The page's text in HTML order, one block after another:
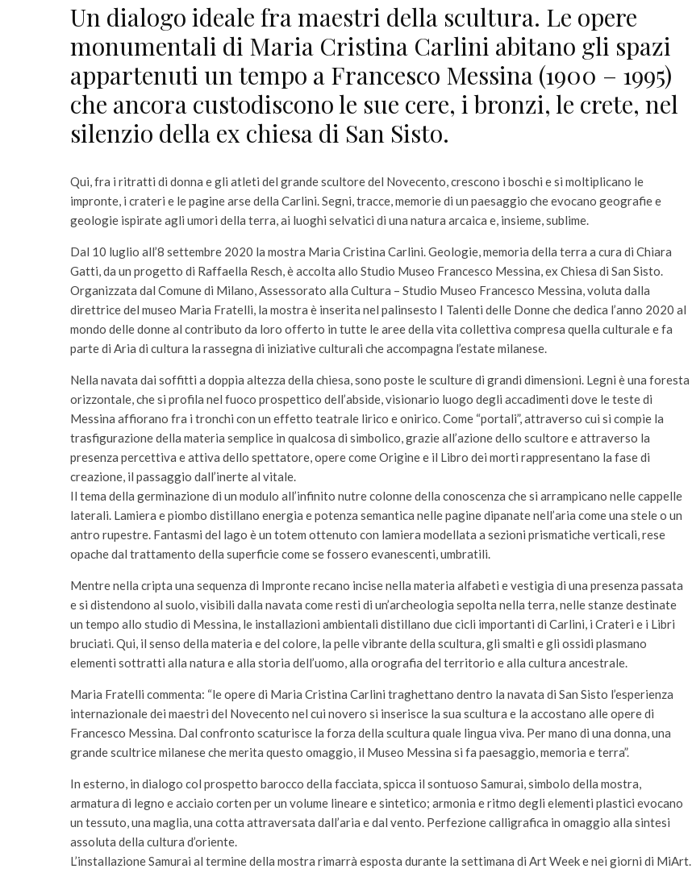
Un dialogo ideale fra maestri della scultura. Le opere
monumentali di Maria Cristina Carlini abitano gli spazi
appartenuti un tempo a Francesco Messina (1900 – 1995)
che ancora custodiscono le sue cere, i bronzi, le crete, nel
silenzio della ex chiesa di San Sisto.
Qui, fra i ritratti di donna e gli atleti del grande scultore del Novecento, crescono i boschi e si moltiplicano le
impronte, i crateri e le pagine arse della Carlini. Segni, tracce, memorie di un paesaggio che evocano geografie e
geologie ispirate agli umori della terra, ai luoghi selvatici di una natura arcaica e, insieme, sublime.
Dal 10 luglio all’8 settembre 2020 la mostra Maria Cristina Carlini. Geologie, memoria della terra a cura di Chiara
Gatti, da un progetto di Raffaella Resch, è accolta allo Studio Museo Francesco Messina, ex Chiesa di San Sisto.
Organizzata dal Comune di Milano, Assessorato alla Cultura – Studio Museo Francesco Messina, voluta dalla
direttrice del museo Maria Fratelli, la mostra è inserita nel palinsesto I Talenti delle Donne che dedica l’anno 2020 al
mondo delle donne al contributo da loro offerto in tutte le aree della vita collettiva compresa quella culturale e fa
parte di Aria di cultura la rassegna di iniziative culturali che accompagna l’estate milanese.
Nella navata dai soffitti a doppia altezza della chiesa, sono poste le sculture di grandi dimensioni. Legni è una foresta
orizzontale, che si profila nel fuoco prospettico dell’abside, visionario luogo degli accadimenti dove le teste di
Messina affiorano fra i tronchi con un effetto teatrale lirico e onirico. Come “portali”, attraverso cui si compie la
trasfigurazione della materia semplice in qualcosa di simbolico, grazie all’azione dello scultore e attraverso la
presenza percettiva e attiva dello spettatore, opere come Origine e il Libro dei morti rappresentano la fase di
creazione, il passaggio dall’inerte al vitale.
Il tema della germinazione di un modulo all’infinito nutre colonne della conoscenza che si arrampicano nelle cappelle
laterali. Lamiera e piombo distillano energia e potenza semantica nelle pagine dipanate nell’aria come una stele o un
antro rupestre. Fantasmi del lago è un totem ottenuto con lamiera modellata a sezioni prismatiche verticali, rese
opache dal trattamento della superficie come se fossero evanescenti, umbratili.
Mentre nella cripta una sequenza di Impronte recano incise nella materia alfabeti e vestigia di una presenza passata
e si distendono al suolo, visibili dalla navata come resti di un’archeologia sepolta nella terra, nelle stanze destinate
un tempo allo studio di Messina, le installazioni ambientali distillano due cicli importanti di Carlini, i Crateri e i Libri
bruciati. Qui, il senso della materia e del colore, la pelle vibrante della scultura, gli smalti e gli ossidi plasmano
elementi sottratti alla natura e alla storia dell’uomo, alla orografia del territorio e alla cultura ancestrale.
Maria Fratelli commenta: “le opere di Maria Cristina Carlini traghettano dentro la navata di San Sisto l’esperienza
internazionale dei maestri del Novecento nel cui novero si inserisce la sua scultura e la accostano alle opere di
Francesco Messina. Dal confronto scaturisce la forza della scultura quale lingua viva. Per mano di una donna, una
grande scultrice milanese che merita questo omaggio, il Museo Messina si fa paesaggio, memoria e terra”.
In esterno, in dialogo col prospetto barocco della facciata, spicca il sontuoso Samurai, simbolo della mostra,
armatura di legno e acciaio corten per un volume lineare e sintetico; armonia e ritmo degli elementi plastici evocano
un tessuto, una maglia, una cotta attraversata dall’aria e dal vento. Perfezione calligrafica in omaggio alla sintesi
assoluta della cultura d’oriente.
L’installazione Samurai al termine della mostra rimarrà esposta durante la settimana di Art Week e nei giorni di MiArt.